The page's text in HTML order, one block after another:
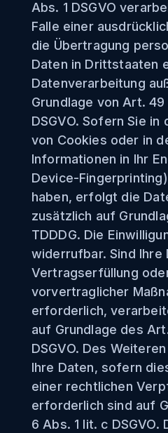
Abs. 1 DSGVO
Falle einer
die Übertragung
Daten in Drittstaaten
Datenverarbeitung
Grundlage von Art. 49
DSGVO. Sofern Sie in
von Cookies oder in
Informationen in Ihr
Device-
haben, erfolgt die
zusätzlich auf
TDDDG. Die
widerrufbar. Sind Ihre
Vertragserfüllung
vorvertraglicher
erforderlich,
auf Grundlage des
DSGVO. Des
Ihre Daten, sofern
einer rechtlichen
erforderlich sind auf
6 Abs. 1 lit. c DSGVO.